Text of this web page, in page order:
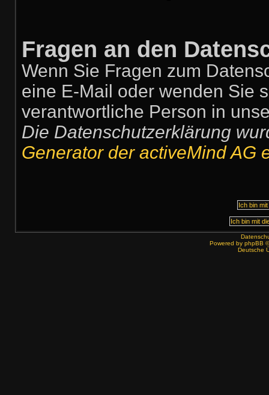
Fragen an den
Wenn Sie Fragen zum
eine E-Mail oder wenden Sie
verantwortliche Person in
Die Datenschutzerklärung
Generator der activeMind AG
Powered by phpBB
Deutsche